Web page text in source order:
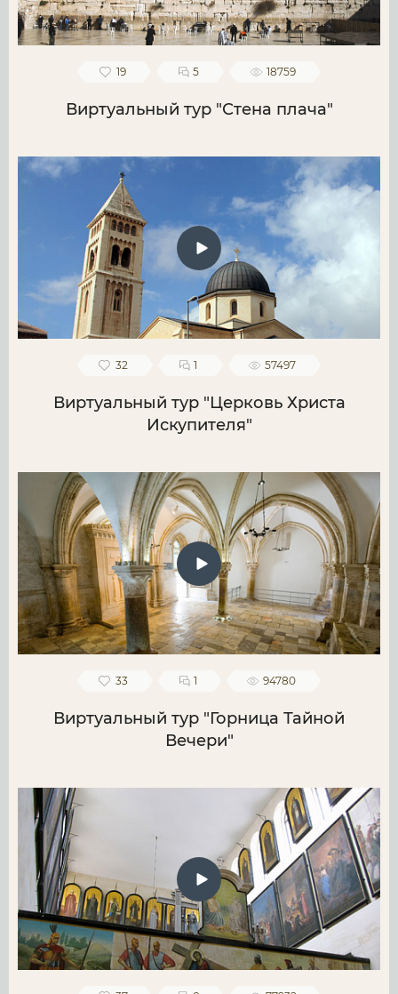
19 5 18759
Виртуальный тур "Стена плача"
32 1 57497
Виртуальный тур "Церковь Христа
Искупителя"
33 1 94780
Виртуальный тур "Горница Тайной
Вечери"